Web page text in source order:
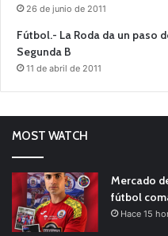
26 de junio de 2011
Fútbol.- La Roda da un paso
Segunda B
11 de abril de 2011
MOST WATCH
Mercado
fútbol
Hace 15